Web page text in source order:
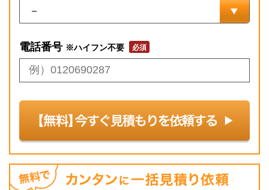
電話番号 ※ハイフン不要